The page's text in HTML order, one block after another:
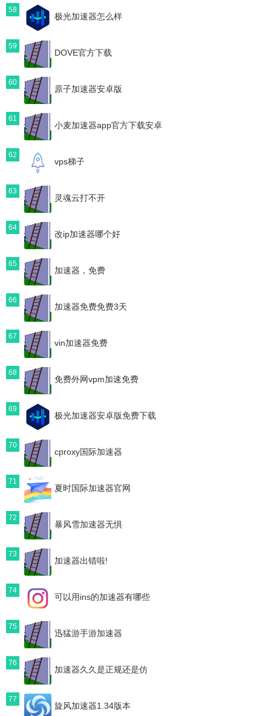
58
极光加速器怎么样
59
DOVE官方下载
60
原子加速器安卓版
61
小麦加速器app官方下载安卓
62
vps梯子
63
灵魂云打不开
64
改ip加速器哪个好
65
加速器，免费
66
加速器免费免费3天
67
vin加速器免费
68
免费外网vpm加速免费
69
极光加速器安卓版免费下载
70
cproxy国际加速器
71
夏时国际加速器官网
72
暴风雪加速器无惧
73
加速器出错啦!
74
可以用ins的加速器有哪些
75
迅猛游手游加速器
76
加速器久久是正规还是仿
77
旋风加速器1.34版本